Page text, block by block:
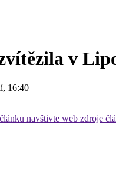
v
16:40
navštivte web zdroje